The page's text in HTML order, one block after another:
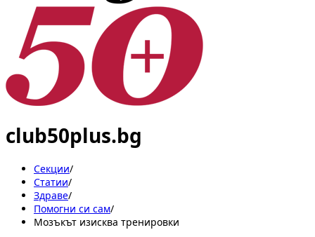
club50plus.bg
Секции/
Статии/
Здраве/
Помогни си сам/
Мозъкът изисква тренировки